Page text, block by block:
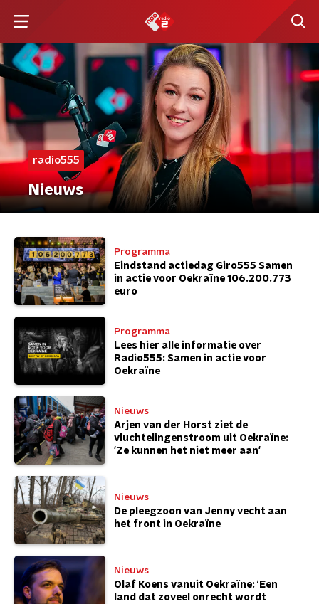
radio555
Nieuws
Programma
Eindstand actiedag Giro555 Samen
in actie voor Oekraïne 106.200.773
euro
Programma
Lees hier alle informatie over
Radio555: Samen in actie voor
Oekraïne
Nieuws
Arjen van der Horst ziet de
vluchtelingenstroom uit Oekraïne:
'Ze kunnen het niet meer aan'
Nieuws
De pleegzoon van Jenny vecht aan
het front in Oekraïne
Nieuws
Olaf Koens vanuit Oekraïne: ‘Een
land dat zoveel onrecht wordt